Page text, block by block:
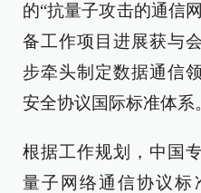
的“抗量子攻击的通信
备工作项目进展获与
步牵头制定数据通信
安全协议国际标准体系
根据工作规划，中国
量子网络通信协议标